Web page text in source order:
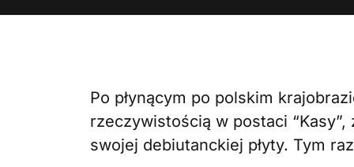
Po płynącym po polskim
rzeczywistością w postaci “Kasy”,
swojej debiutanckiej płyty. Tym